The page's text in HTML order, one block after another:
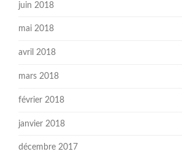
juin 2018
mai 2018
avril 2018
mars 2018
février 2018
janvier 2018
décembre 2017